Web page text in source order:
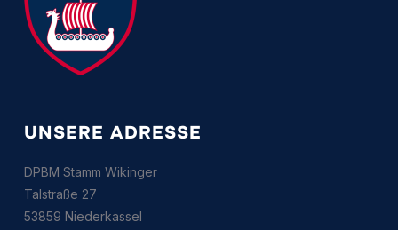
UNSERE ADRESSE
DPBM Stamm Wikinger
Talstraße 27
53859 Niederkassel